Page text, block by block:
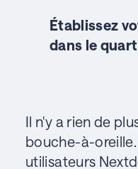
Établissez
dans le
Il n'y a rien de
bouche-à-oreille.
utilisateurs